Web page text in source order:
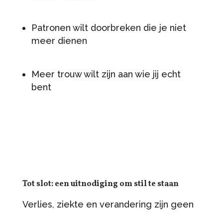
Patronen wilt doorbreken die je niet
meer dienen
Meer trouw wilt zijn aan wie jij echt
bent
Tot slot: een uitnodiging om stil te staan
Verlies, ziekte en verandering zijn geen